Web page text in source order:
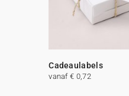
Cadeaulabels
vanaf € 0,72